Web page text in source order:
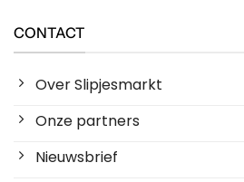
CONTACT
Over Slipjesmarkt
Onze partners
Nieuwsbrief